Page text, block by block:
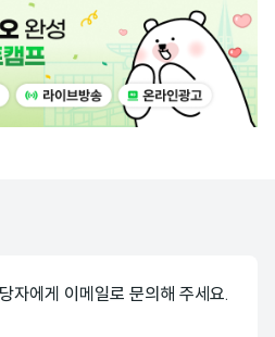
자에게 이메일로 문의해 주세요.